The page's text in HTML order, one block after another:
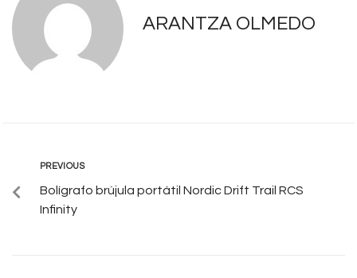
ARANTZA OLMEDO
PREVIOUS
Bolígrafo brújula portátil Nordic Drift Trail RCS
Infinity